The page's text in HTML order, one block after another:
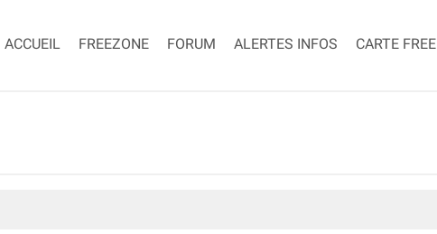
ACCUEIL FREEZONE FORUM ALERTES INFOS CARTE FREE